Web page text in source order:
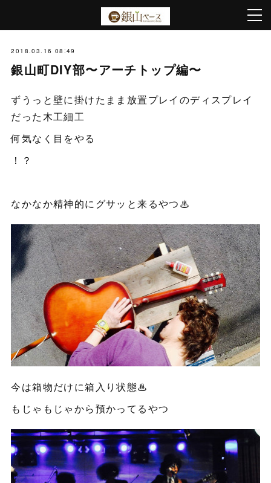
2018.03.16 08:49
銀山町DIY部〜アーチトップ編〜
ずうっと壁に掛けたまま放置プレイのディスプレイ
だった木工細工
何気なく目をやる
！？
なかなか精神的にグサッと来るやつ♨︎
今は箱物だけに箱入り状態♨︎
もじゃもじゃから預かってるやつ